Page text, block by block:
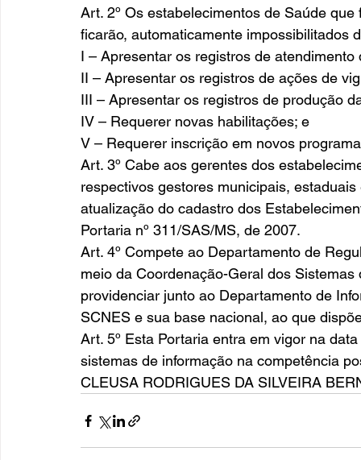
Art. 2º Os estabelecimentos de Saúde
ficarão, automaticamente impossibilitados
I – Apresentar os registros de
II – Apresentar os registros de ações de
III – Apresentar os registros de produção
IV – Requerer novas habilitações; e
V – Requerer inscrição em novos
Art. 3º Cabe aos gerentes dos
respectivos gestores municipais,
atualização do cadastro dos
Portaria nº 311/SAS/MS, de 2007.
Art. 4º Compete ao Departamento de
meio da Coordenação-Geral dos
providenciar junto ao Departamento de
SCNES e sua base nacional, ao que
Art. 5º Esta Portaria entra em vigor na
sistemas de informação na competência
CLEUSA RODRIGUES DA SILVEIRA